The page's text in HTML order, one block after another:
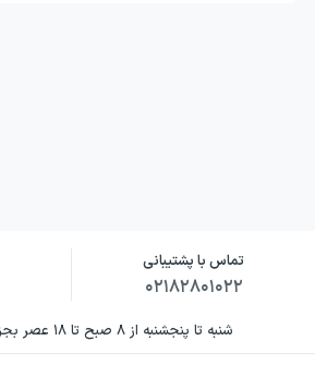
تماس با پشتیبانی
۰۲۱۸۲۸۰۱۰۲۲
شنبه تا پنجشنبه از ۸ صبح تا ۱۸ عصر بجز روزهای تعطیل